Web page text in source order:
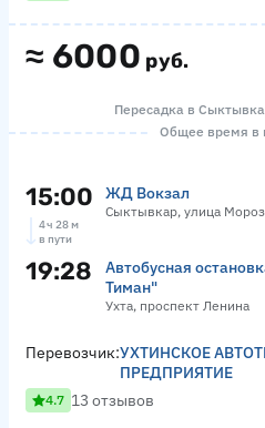
≈ 6000 руб.
Пересадка в
Общее время в
15:00 ЖД Вокзал
Сыктывкар, улица
4 ч 28 м
в пути
19:28
Автобусная
Тиман"
Ухта, проспект Ленина
Перевозчик:УХТИНСКОЕ
ПРЕДПРИЯТИЕ
4.7 13 отзывов